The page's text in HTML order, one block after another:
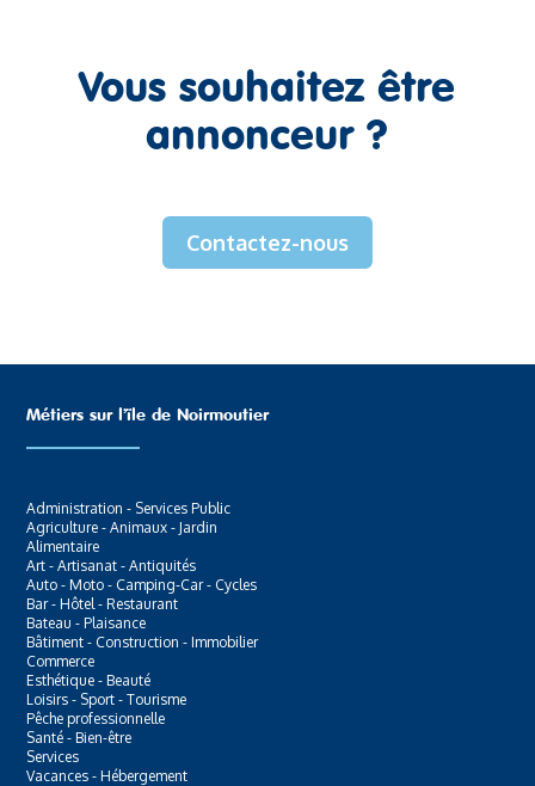
Vous souhaitez être
annonceur ?
Contactez-nous
Métiers sur l’ïle de Noirmoutier
Administration - Services Public
Agriculture - Animaux - Jardin
Alimentaire
Art - Artisanat - Antiquités
Auto - Moto - Camping-Car - Cycles
Bar - Hôtel - Restaurant
Bateau - Plaisance
Bâtiment - Construction - Immobilier
Commerce
Esthétique - Beauté
Loisirs - Sport - Tourisme
Pêche professionnelle
Santé - Bien-être
Services
Vacances - Hébergement